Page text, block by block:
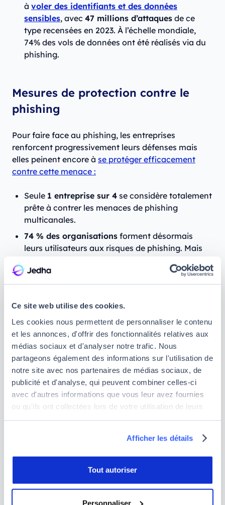
Ce site web utilise des cookies.
Les cookies nous permettent de personnaliser le contenu
et les annonces, d'offrir des fonctionnalités relatives aux
médias sociaux et d'analyser notre trafic. Nous
partageons également des informations sur l'utilisation de
notre site avec nos partenaires de médias sociaux, de
publicité et d'analyse, qui peuvent combiner celles-ci
avec d'autres informations que vous leur avez fournies
ou qu'ils ont collectées lors de votre utilisation de leurs
Afficher les détails
Tout autoriser
Personnaliser
à voler des identifiants et des données
sensibles, avec 47 millions d’attaques de ce
type recensées en 2023. À l’échelle mondiale,
74% des vols de données ont été réalisés via du
phishing.
Mesures de protection contre le
phishing
Pour faire face au phishing, les entreprises
renforcent progressivement leurs défenses mais
elles peinent encore à se protéger efficacement
contre cette menace :
Seule 1 entreprise sur 4 se considère totalement
prête à contrer les menaces de phishing
multicanales.
74 % des organisations forment désormais
leurs utilisateurs aux risques de phishing. Mais
simulations de phishing régulièrement, et27 %
des organisationsconstatent que leur taux
technologies comme leSPF
DMARC , qui visent à authentifier les e-mails pour
lutter contre le phishing, demeurent
insuffisantes, avec89 % des menaces
parvenant à les contourner.
Face à cela,70 % des entreprises françaises
prévoient d’augmenter leur budget
cybersécurité.